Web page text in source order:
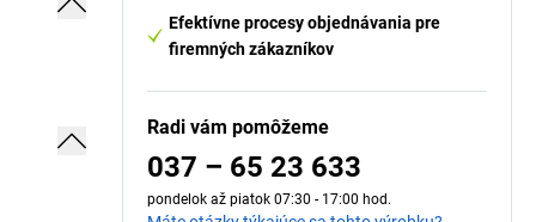
Efektívne procesy objednávania pre
firemných zákazníkov
Radi vám pomôžeme
037 – 65 23 633
pondelok až piatok 07:30 - 17:00 hod.